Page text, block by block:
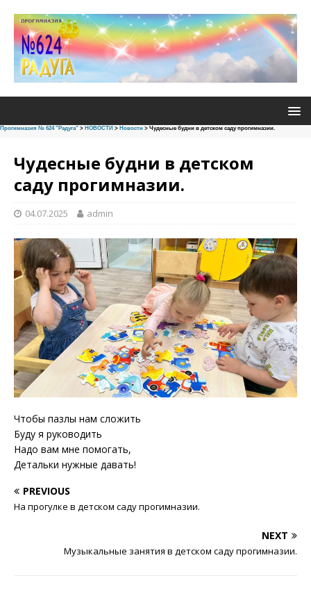
Прогимназия № 624 "Радуга" > НОВОСТИ > Новости > Чудесные будни в детском саду прогимназии.
Чудесные будни в детском
саду прогимназии.
04.07.2025 admin
Чтобы пазлы нам сложить
Буду я руководить
Надо вам мне помогать,
Детальки нужные давать!
PREVIOUS
На прогулке в детском саду прогимназии.
NEXT
Музыкальные занятия в детском саду прогимназии.